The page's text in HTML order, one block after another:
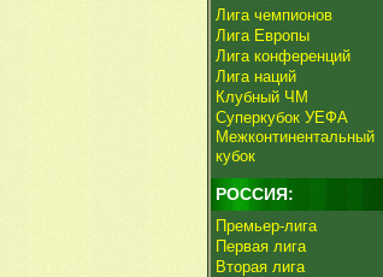
Лига чемпионов
Лига Европы
Лига конференций
Лига наций
Клубный ЧМ
Суперкубок УЕФА
Межконтинентальный
кубок
РОССИЯ:
Премьер-лига
Первая лига
Вторая лига